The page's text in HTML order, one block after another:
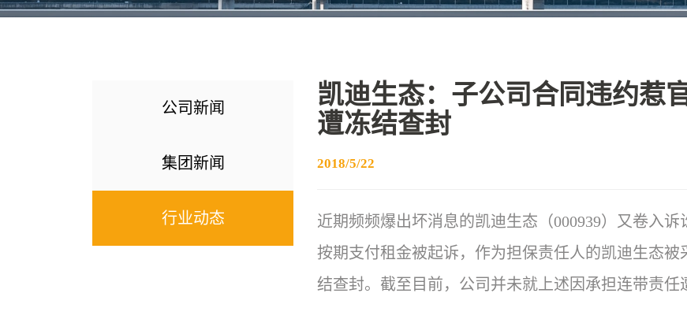
凯迪生态：子公司合同违约惹
遭冻结查封
2018/5/22
近期频频爆出坏消息的凯迪生态（000939）又卷入
按期支付租金被起诉，作为担保责任人的凯迪生态
结查封。截至目前，公司并未就上述因承担连带责任
公司新闻
集团新闻
行业动态